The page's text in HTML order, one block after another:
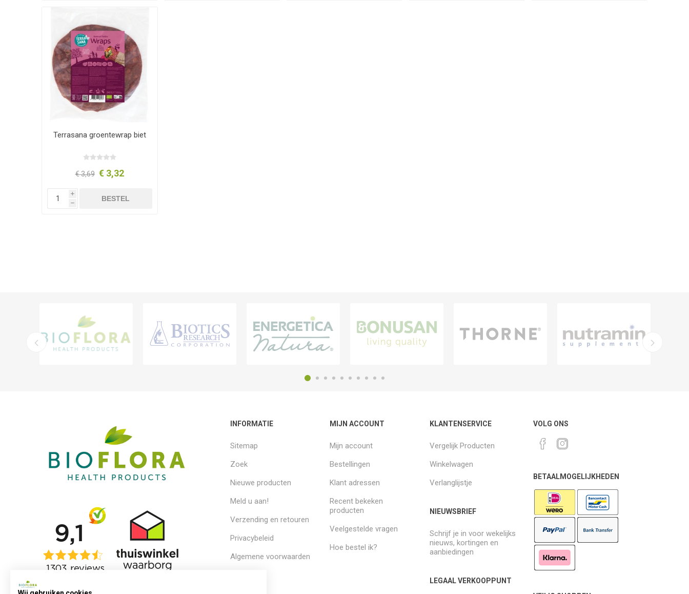
Terrasana groentewrap biet
€ 3,69 € 3,32
i
h
BESTEL
INFORMATIE
Sitemap
Zoek
Nieuwe producten
Meld u aan!
Verzending en retouren
Privacybeleid
Algemene voorwaarden
MIJN ACCOUNT
Mijn account
Bestellingen
Klant adressen
Recent bekeken
producten
Veelgestelde vragen
Hoe bestel ik?
KLANTENSERVICE
Vergelijk Producten
Winkelwagen
Verlanglijstje
NIEUWSBRIEF
Schrijf je in voor wekelijks
nieuws, kortingen en
aanbiedingen
LEGAAL VERKOOPPUNT
VOLG ONS
BETAALMOGELIJKHEDEN